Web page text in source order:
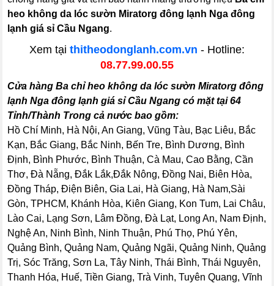
heo không da lóc sườn Miratorg đông lạnh Nga đông
lạnh giá sỉ Cầu Ngang.
Xem tại thitheodonglanh.com.vn - Hotline:
08.77.99.00.55
Cửa hàng Ba chỉ heo không da lóc sườn Miratorg đông
lạnh Nga đông lạnh giá sỉ Cầu Ngang có mặt tại 64
Tỉnh/Thành Trong cả nước bao gồm:
Hồ Chí Minh, Hà Nội, An Giang, Vũng Tàu, Bạc Liêu, Bắc
Kạn, Bắc Giang, Bắc Ninh, Bến Tre, Bình Dương, Bình
Định, Bình Phước, Bình Thuận, Cà Mau, Cao Bằng, Cần
Thơ, Đà Nẵng, Đắk Lắk,Đắk Nông, Đồng Nai, Biên Hòa,
Đồng Tháp, Điện Biên, Gia Lai, Hà Giang, Hà Nam,Sài
Gòn, TPHCM, Khánh Hòa, Kiên Giang, Kon Tum, Lai Châu,
Lào Cai, Lạng Sơn, Lâm Đồng, Đà Lạt, Long An, Nam Định,
Nghệ An, Ninh Bình, Ninh Thuận, Phú Thọ, Phú Yên,
Quảng Bình, Quảng Nam, Quảng Ngãi, Quảng Ninh, Quảng
Trị, Sóc Trăng, Sơn La, Tây Ninh, Thái Bình, Thái Nguyên,
Thanh Hóa, Huế, Tiền Giang, Trà Vinh, Tuyên Quang, Vĩnh